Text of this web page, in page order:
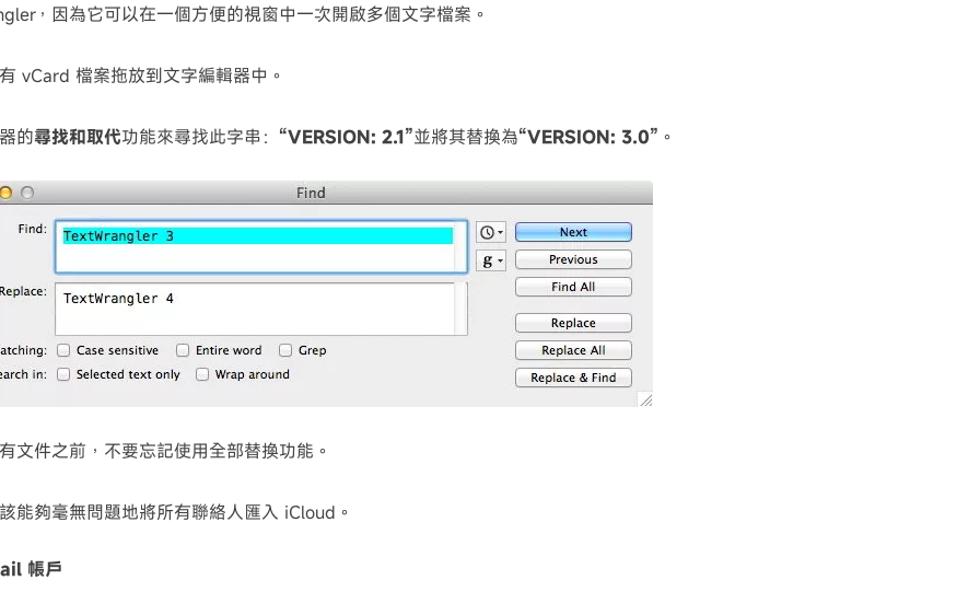
，因為它可以在一個方便的視窗中一次開啟多個文字檔案。
vCard 檔案拖放到文字編輯器中。
的尋找和取代功能來尋找此字串： “VERSION: 2.1”並將其替換為“VERSION: 3.0” 。
文件之前，不要忘記使用全部替換功能。
能夠毫無問題地將所有聯絡人匯入 iCloud。
帳戶